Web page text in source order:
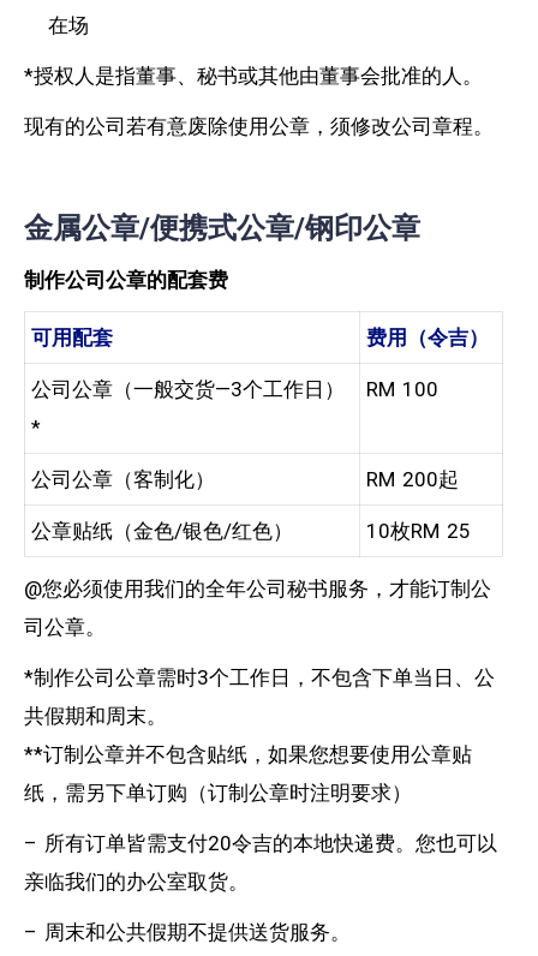
在场
*授权人是指董事、秘书或其他由董事会批准的人。
现有的公司若有意废除使用公章，须修改公司章程。
金属公章/便携式公章/钢印公章
制作公司公章的配套费
可用配套 费用（令吉）
公司公章（一般交货—3个工作日）
*
RM 100
公司公章（客制化） RM 200起
公章贴纸（金色/银色/红色） 10枚RM 25
@您必须使用我们的全年公司秘书服务，才能订制公
司公章。
*制作公司公章需时3个工作日，不包含下单当日、公
共假期和周末。
**订制公章并不包含贴纸，如果您想要使用公章贴
纸，需另下单订购（订制公章时注明要求）
– 所有订单皆需支付20令吉的本地快递费。您也可以
亲临我们的办公室取货。
– 周末和公共假期不提供送货服务。